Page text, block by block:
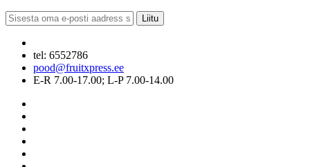
Liitu
tel: 6552786
pood@fruitxpress.ee
E-R 7.00-17.00; L-P 7.00-14.00